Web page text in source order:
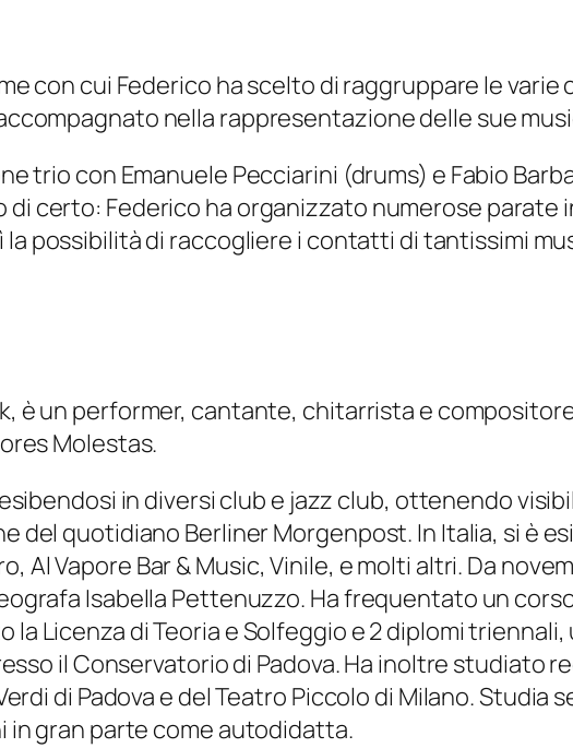
con cui Federico ha scelto di raggruppare le
nella rappresentazione delle sue
trio con Emanuele Pecciarini (drums) e Fabio
certo: Federico ha organizzato numerose parate
la possibilità di raccogliere i contatti di tantissimi
è un performer, cantante, chitarrista e
Molestas.
in diversi club e jazz club, ottenendo
del quotidiano Berliner Morgenpost. In Italia, si è
Al Vapore Bar & Music, Vinile, e molti altri. Da
Isabella Pettenuzzo. Ha frequentato un
la Licenza di Teoria e Solfeggio e 2 diplomi
il Conservatorio di Padova. Ha inoltre studiato
di Padova e del Teatro Piccolo di Milano. Studia
in gran parte come autodidatta.